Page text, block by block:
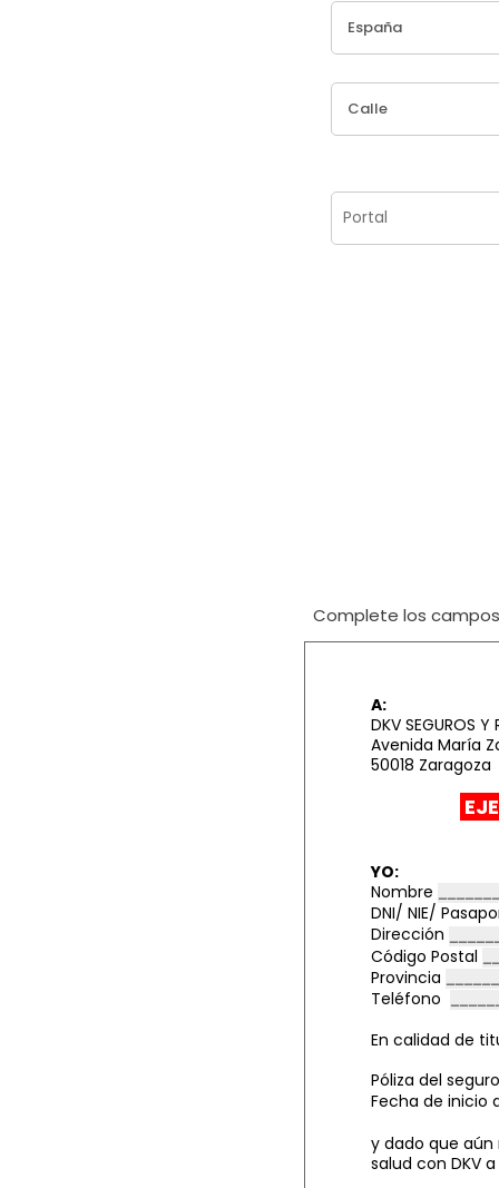
Complete los
A:
DKV SEGUROS Y
Avenida María
50018 Zaragoza
YO:
Nombre
DNI/ NIE/
Dirección
Código Postal
Provincia
Teléfono
En calidad de
Póliza del
Fecha de inicio
y dado que
salud con DKV